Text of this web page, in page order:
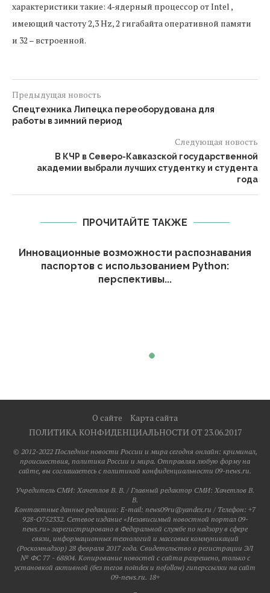
характеристики такие: 4-ядерный процессор от Intel ,
имеющий частоту 2,3 Hz, 2 гигабайта оперативной памяти
и 32 – встроенной.
Предыдущая новость
Спецтехника Липецка переоборудована для
работы в зимний период
Следующая новость
В КЧР в Северо-Кавказской государственной
академии выбрали лучших студентку и студента
года
ПРОЧИТАЙТЕ ТАКЖЕ
Инновационные возможности распознавания
паспортов с использованием Python:
перспективы...
О сайте
Карта сайта
ПОЛИТИКА КОНФИДЕНЦИАЛЬНОСТИ ОТ 23.06.2017
© 2012-2022 Последние новости России и мира сегодня онлайн: криминал,
происшествия, политика России и мира. Отправляя любую форму на
сайте, вы соглашаетесь с политикой конфиденциальности 09-news.ru.
Учредитель СМИ: Хaчeтлoв B. B. / Главный редактор СМИ: Хaчeтлoв B.
B.
Контактные данные редакции: E-mail: news09ru@yandex.ru / Телефон: +7
928-O752332. Сетевое издание «Независимый новостной портал 09-
news.ru» зарегистрировано в Федеральной службе по надзору в сфере
связи, информационных технологий и массовых коммуникаций
(Роскомнадзор) 28 февраля 2017 года. Свидетельство о регистрации ЭЛ
№ ФС 77 - 68804. Копирование новостей с сайта разрешено, только с
установкой активной (без тегов noindex и nofollow) гиперссылки на сайт
09-news.ru. 18+